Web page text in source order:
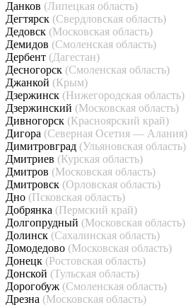
Данков (Липецкая область)
Дегтярск (Свердловская область)
Дедовск (Московская область)
Демидов (Смоленская область)
Дербент (Дагестан)
Десногорск (Смоленская область)
Джанкой (Крым)
Дзержинск (Нижегородская область)
Дзержинский (Московская область)
Дивногорск (Красноярский край)
Дигора (Северная Осетия — Алания)
Димитровград (Ульяновская область)
Дмитриев (Курская область)
Дмитров (Московская область)
Дмитровск (Орловская область)
Дно (Псковская область)
Добрянка (Пермский край)
Долгопрудный (Московская область)
Долинск (Сахалинская область)
Домодедово (Московская область)
Донецк (Ростовская область)
Донской (Тульская область)
Дорогобуж (Смоленская область)
Дрезна (Московская область)